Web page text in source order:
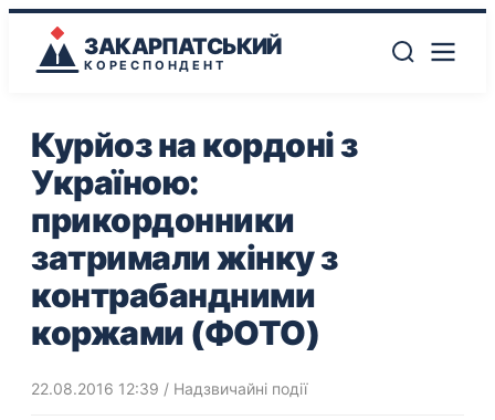
ЗАКАРПАТСЬКИЙ
КОРЕСПОНДЕНТ
Курйоз на кордоні з
Україною:
прикордонники
затримали жінку з
контрабандними
коржами (ФОТО)
22.08.2016 12:39 / Надзвичайні події